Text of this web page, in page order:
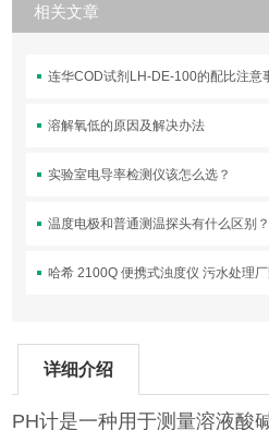
相关文章
连华COD试剂LH-DE-100的配比注意
溶解氧低的原因及解决办法
实验室电导率检测仪该怎么选？
温度电极和普通测温探头有什么区别？
哈希 2100Q 便携式浊度仪 污水处理
详细介绍
PH计是一种用于测量溶液酸